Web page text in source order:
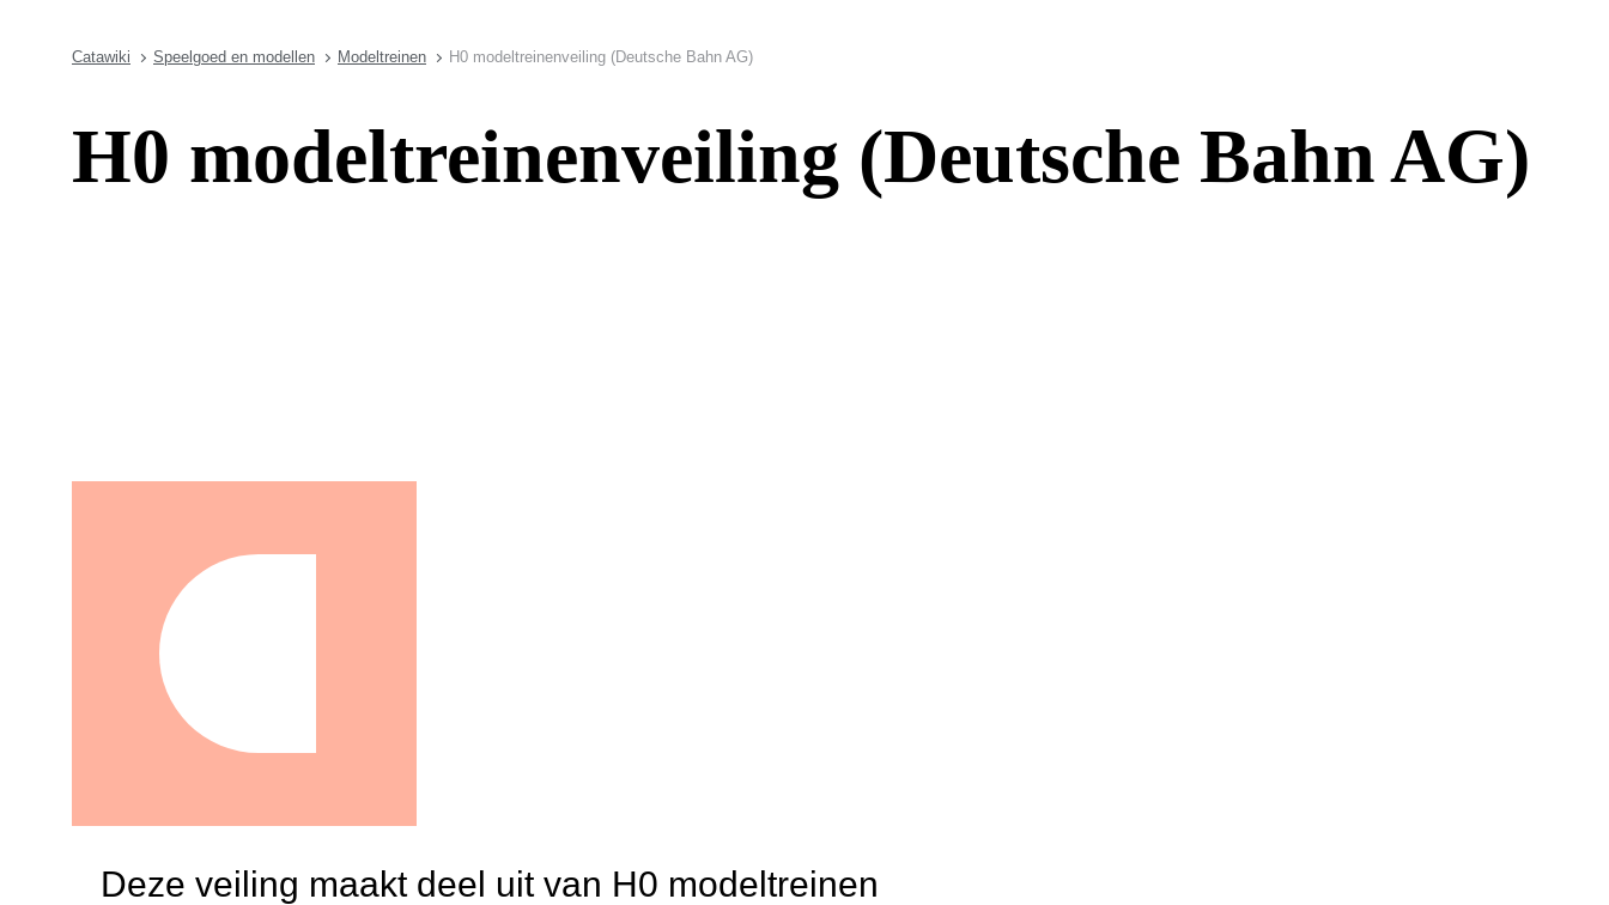
Catawiki Speelgoed en modellen Modeltreinen H0 modeltreinenveiling (Deutsche Bahn AG)
H0 modeltreinenveiling (Deutsche Bahn AG)
Deze veiling maakt deel uit van H0 modeltreinen